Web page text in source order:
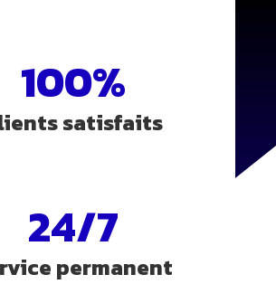
100%
satisfaits
24/7
permanent